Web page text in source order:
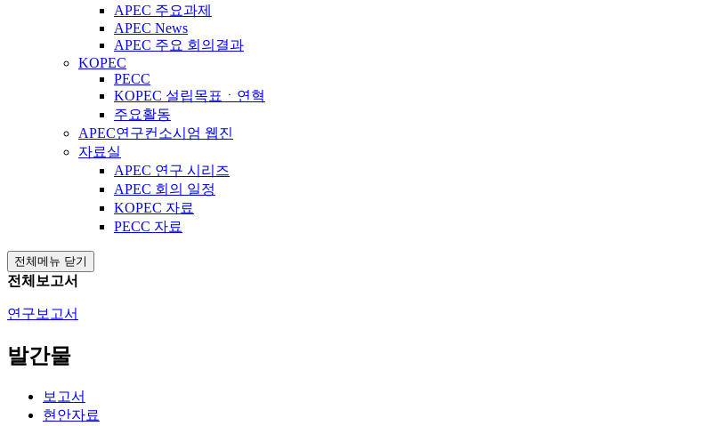
APEC 주요과제
APEC News
APEC 주요 회의결과
KOPEC
PECC
KOPEC 설립목표ㆍ연혁
주요활동
APEC연구컨소시엄 웹진
자료실
APEC 연구 시리즈
APEC 회의 일정
KOPEC 자료
PECC 자료
전체메뉴 닫기
전체보고서
연구보고서
발간물
보고서
현안자료